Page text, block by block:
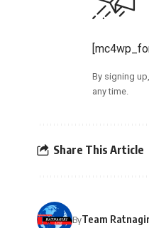
By signing
any time.
Share This Article
ByTeam